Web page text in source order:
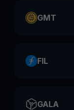
GMT
FIL
GALA